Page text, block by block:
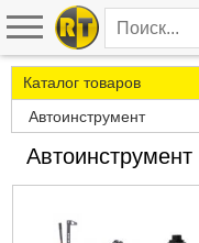
Каталог товаров
Автоинструмент